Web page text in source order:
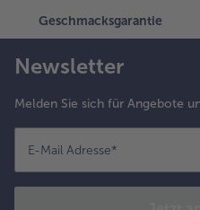
Geschmacksgarantie
Newsletter
Melden Sie sich für Angebote
E-Mail Adresse*